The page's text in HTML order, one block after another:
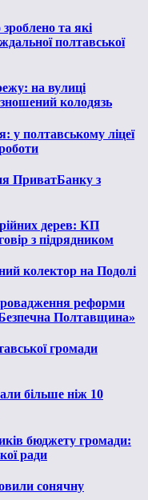
та які
полтавської
на вулиці
колодязь
у полтавському ліцеї
ПриватБанку з
дерев: КП
з підрядником
колектор на Подолі
реформи
Полтавщина»
громади
більше ніж 10
бюджету громади:
ради
сонячну